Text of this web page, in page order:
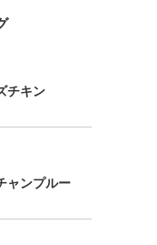
チキン
ャンプルー